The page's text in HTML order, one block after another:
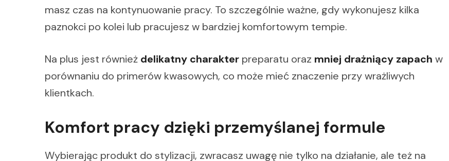
masz czas na kontynuowanie pracy. To szczególnie ważne, gdy wykonujesz kilka
paznokci po kolei lub pracujesz w bardziej komfortowym tempie.
Na plus jest również delikatny charakter preparatu oraz mniej drażniący zapach w
porównaniu do primerów kwasowych, co może mieć znaczenie przy wrażliwych
klientkach.
Komfort pracy dzięki przemyślanej formule
Wybierając produkt do stylizacji, zwracasz uwagę nie tylko na działanie, ale też na